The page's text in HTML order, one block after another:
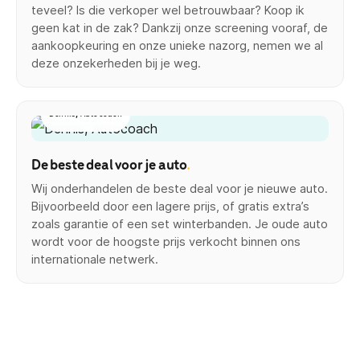
teveel? Is die verkoper wel betrouwbaar? Koop ik
geen kat in de zak? Dankzij onze screening vooraf, de
aankoopkeuring en onze unieke nazorg, nemen we al
deze onzekerheden bij je weg.
Dennis, Autocoach
De beste deal voor je auto.
Wij onderhandelen de beste deal voor je nieuwe auto.
Bijvoorbeeld door een lagere prijs, of gratis extra’s
zoals garantie of een set winterbanden. Je oude auto
wordt voor de hoogste prijs verkocht binnen ons
internationale netwerk.